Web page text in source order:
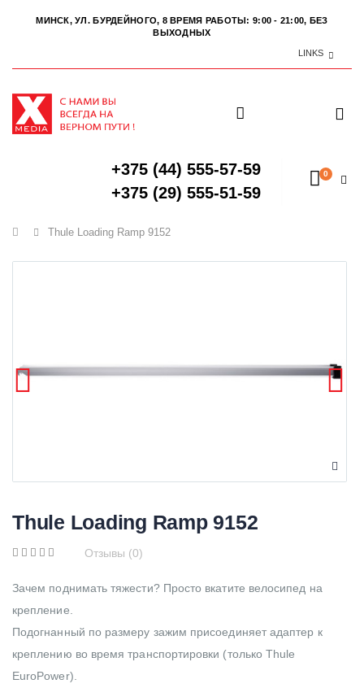
МИНСК, УЛ. БУРДЕЙНОГО, 8 ВРЕМЯ РАБОТЫ: 9:00 - 21:00, БЕЗ
ВЫХОДНЫХ
LINKS
+375 (44) 555-57-59
+375 (29) 555-51-59
0
Главная
Thule Loading Ramp 9152
Thule Loading Ramp 9152
Отзывы (0)
Зачем поднимать тяжести? Просто вкатите велосипед на
крепление.
Подогнанный по размеру зажим присоединяет адаптер к
креплению во время транспортировки (только Thule
EuroPower).